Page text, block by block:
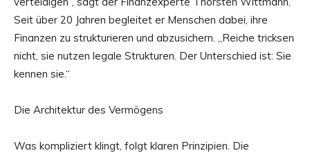
Seit über 20 Jahren begleitet er Menschen dabei, ihre
Finanzen zu strukturieren und abzusichern. „Reiche tricksen
nicht, sie nutzen legale Strukturen. Der Unterschied ist: Sie
kennen sie.“
Die Architektur des Vermögens
Was kompliziert klingt, folgt klaren Prinzipien. Die